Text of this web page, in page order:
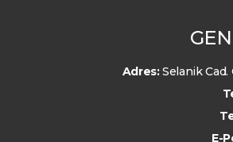
Adres:Selanik Cad.
E-